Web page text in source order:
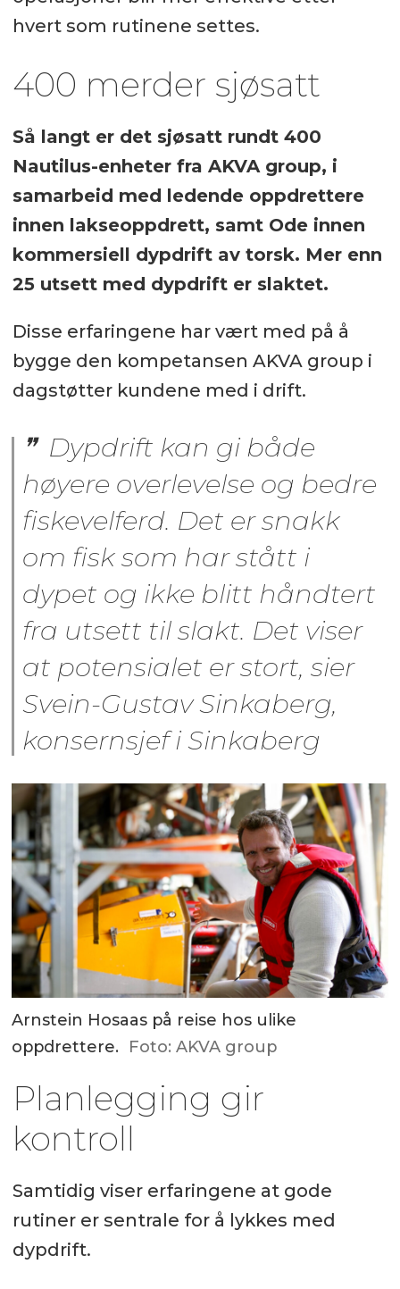
hvert som rutinene settes.
400 merder sjøsatt
Så langt er det sjøsatt rundt 400
Nautilus-enheter fra AKVA group, i
samarbeid med ledende oppdrettere
innen lakseoppdrett, samt Ode innen
kommersiell dypdrift av torsk. Mer enn
25 utsett med dypdrift er slaktet.
Disse erfaringene har vært med på å
bygge den kompetansen AKVA group i
dagstøtter kundene med i drift.
Dypdrift kan gi både
høyere overlevelse og bedre
fiskevelferd. Det er snakk
om fisk som har stått i
dypet og ikke blitt håndtert
fra utsett til slakt. Det viser
at potensialet er stort, sier
Svein-Gustav Sinkaberg,
konsernsjef i Sinkaberg
Arnstein Hosaas på reise hos ulike
oppdrettere. Foto: AKVA group
Planlegging gir
kontroll
Samtidig viser erfaringene at gode
rutiner er sentrale for å lykkes med
dypdrift.